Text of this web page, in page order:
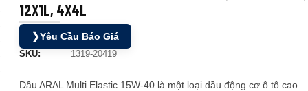
12X1L, 4X4L
❯Yêu Cầu Báo Giá
SKU: 1319-20419
Dầu ARAL Multi Elastic 15W-40 là một loại dầu động cơ ô tô cao